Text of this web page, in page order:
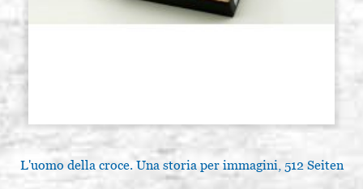
€ 35,00 ACQUISTA
L'uomo della croce. Una storia per immagini, 512 Seiten